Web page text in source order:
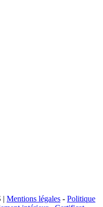
| Mentions légales - Politique